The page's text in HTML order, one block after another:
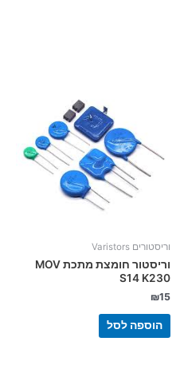
וריסטורים Varistors
וריסטור חומצת מתכת MOV
S14 K230
₪15
הוספה לסל